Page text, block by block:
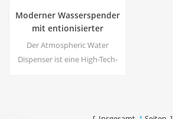
Moderner Wasserspender
mit entionisierter
Frischatmosphäre
ZL9510W
Der Atmospheric Water
Dispenser ist eine High-Tech-
Wasser aus der